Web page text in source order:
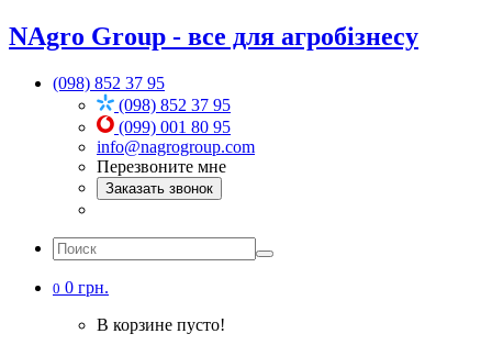
NAgro Group - все для агробізнесу
(098) 852 37 95
(098) 852 37 95
(099) 001 80 95
info@nagrogroup.com
Перезвоните мне
Заказать звонок
0 0 грн.
В корзине пусто!